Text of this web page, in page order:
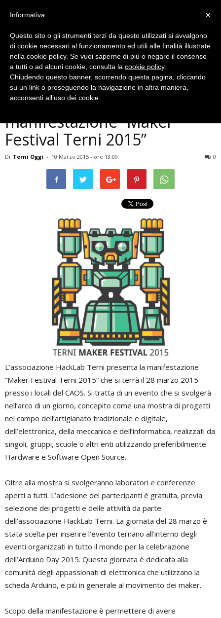
Musica e Spettacoli
Terni, al Caos il 28 marzo la
manifestazione ”Maker
Festival Terni 2015”
Di Terni Oggi - 10 Marzo 2015 - ore 13:09 0
L’associazione HackLab Terni presenta la manifestazione
“Maker Festival Terni 2015” che si terrà il 28 marzo 2015
presso i locali del CAOS. Si tratta di un evento che si svolgerà
nell’arco di un giorno, concepito come una mostra di progetti
nel campo dell’artigianato tradizionale e digitale,
dell’elettronica, della meccanica e dell’informatica, realizzati da
singoli, gruppi, scuole o altri enti utilizzando preferibilmente
Hardware e Software Open Source.
Oltre alla mostra si svolgeranno laboratori e conferenze
aperti a tutti. L’adesione dei partecipanti è gratuita, previa
selezione dei progetti e delle attività da parte
dell’associazione HackLab Terni. La giornata del 28 marzo è
stata scelta per inserire l’evento ternano all’interno degli
eventi organizzati in tutto il mondo per la celebrazione
dell’Arduino Day 2015. Questa giornata è dedicata alla
comunità degli appassionati di elettronica che utilizzano la
scheda Arduino, e più in generale al movimento dei maker.
Scopo della manifestazione è permettere di avere
×
Informativa
Questo sito o gli strumenti terzi da questo utilizzati si avvalgono
di cookie necessari al funzionamento ed utili alle finalità illustrate
nella cookie policy. Se vuoi saperne di più o negare il consenso
a tutti o ad alcuni cookie, consulta la cookie policy.
Chiudendo questo banner, scorrendo questa pagina, cliccando
su un link o proseguendo la navigazione in altra maniera,
acconsenti all’uso dei cookie.